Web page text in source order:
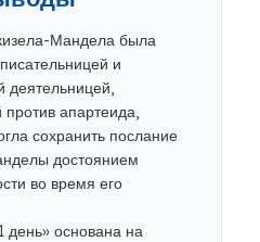
Мандела была
и
деятельницей,
апартеида,
сохранить послание
достоянием
во время его
день» основана на